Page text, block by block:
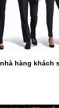
hàng khách